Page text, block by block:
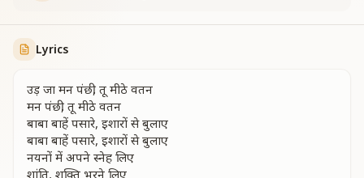
Lyrics
उड़ जा मन पंछी, तू मीठे वतन
मन पंछी, तू मीठे वतन
बाबा बाहें पसारे, इशारों से बुलाए
बाबा बाहें पसारे, इशारों से बुलाए
नयनों में अपने स्नेह लिए
शांति, शक्ति भरने लिए